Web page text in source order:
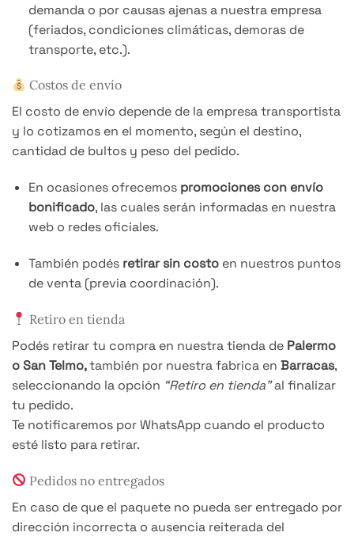
demanda o por causas ajenas a nuestra empresa
(feriados, condiciones climáticas, demoras de
transporte, etc.).
Costos de envío
El costo de envío depende de la empresa transportista
y lo cotizamos en el momento, según el destino,
cantidad de bultos y peso del pedido.
En ocasiones ofrecemos promociones con envío
bonificado, las cuales serán informadas en nuestra
web o redes oficiales.
También podés retirar sin costoen nuestros puntos
de venta (previa coordinación).
Retiro en tienda
Podés retirar tu compra en nuestra tienda de Palermo
o San Telmo,también por nuestra fabrica en Barracas,
seleccionando la opción “Retiro en tienda”al finalizar
tu pedido.
Te notificaremos por WhatsApp cuando el producto
esté listo para retirar.
Pedidos no entregados
En caso de que el paquete no pueda ser entregado por
dirección incorrecta o ausencia reiterada del